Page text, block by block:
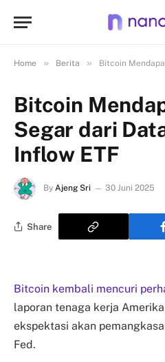
Home » Berita » Bitcoin Mendapat
Bitcoin
Segar dari
Inflow ETF
By Ajeng Sri 30 Juni 2025
Share
Bitcoin kembali mencuri
laporan tenaga kerja
ekspektasi akan
Fed.